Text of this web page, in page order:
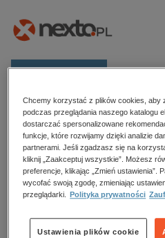
Kategorie
Zobacz wszystkie E-prasa
budownictwo, aranżacja
biznesowe, branżowe,
dzienniki
Strona główna Bartłomiej
Bartłomiej Zdaniuk
Sortowanie
Chcemy korzystać z plików cookies, aby
podczas przeglądania naszego katalogu
dostarczać spersonalizowane
funkcje, które rozwijamy dzięki analizie
partnerami. Jeśli zgadzasz się na
kliknij „Zaakceptuj wszystkie”. Możesz
preferencje, klikając „Zmień ustawienia”.
wycofać swoją zgodę, zmieniając
przeglądarki.
Polityka prywatności
Ustawienia plików cookie